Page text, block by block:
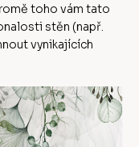
toho vám tato
stěn (např.
vynikajících